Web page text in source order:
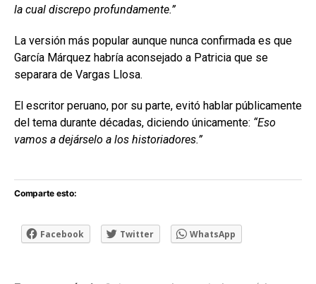
la cual discrepo profundamente.”
La versión más popular aunque nunca confirmada es que
García Márquez habría aconsejado a Patricia que se
separara de Vargas Llosa.
El escritor peruano, por su parte, evitó hablar públicamente
del tema durante décadas, diciendo únicamente: “Eso
vamos a dejárselo a los historiadores.”
Comparte esto:
Facebook Twitter WhatsApp